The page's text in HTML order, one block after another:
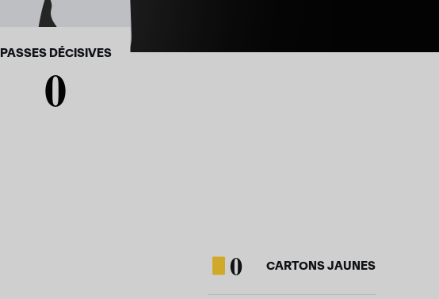
PASSES DÉCISIVES
0
0 CARTONS JAUNES